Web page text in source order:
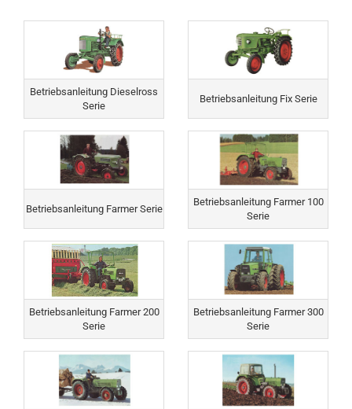
Betriebsanleitung Dieselross
Serie
Betriebsanleitung Fix Serie
Betriebsanleitung Farmer Serie
Betriebsanleitung Farmer 100
Serie
Betriebsanleitung Farmer 200
Serie
Betriebsanleitung Farmer 300
Serie